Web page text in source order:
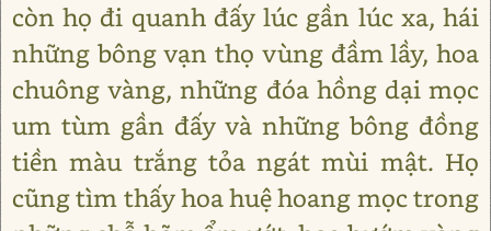
còn họ đi quanh đấy lúc gần lúc xa, hái
những bông vạn thọ vùng đầm lầy, hoa
chuông vàng, những đóa hồng dại mọc
um tùm gần đấy và những bông đồng
tiền màu trắng tỏa ngát mùi mật. Họ
cũng tìm thấy hoa huệ hoang mọc trong